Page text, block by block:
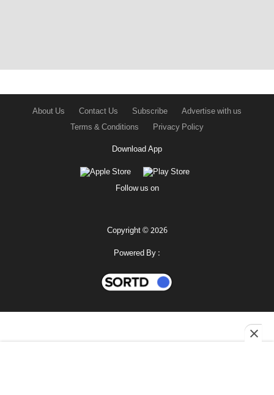
About Us Contact Us Subscribe
Advertise with us
Terms & Conditions
Privacy Policy
Download App
Follow us on
Copyright © 2026
Powered By :